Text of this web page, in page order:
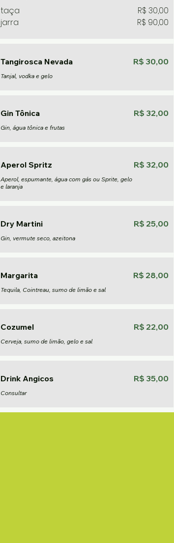
taça
R$ 30,00
jarra
R$ 90,00
Tangirosca Nevada
Tanjal, vodka e gelo
R$ 30,00
Gin Tônica
Gin, água tônica e frutas
R$ 32,00
Aperol Spritz
Aperol, espumante, água com gás ou Sprite, gelo
e laranja
R$ 32,00
Dry Martini
Gin, vermute seco, azeitona
R$ 25,00
Margarita
Tequila, Cointreau, sumo de limão e sal
R$ 28,00
Cozumel
Cerveja, sumo de limão, gelo e sal
R$ 22,00
Drink Angicos
Consultar
R$ 35,00